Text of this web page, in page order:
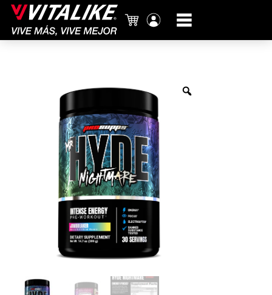
Carrito
cuenta